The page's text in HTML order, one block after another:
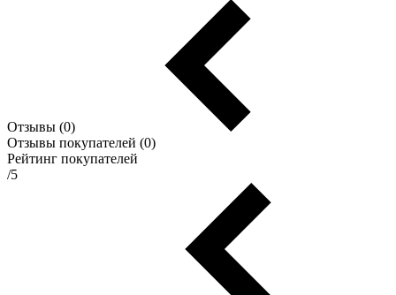
Отзывы (0)
Отзывы покупателей (0)
Рейтинг покупателей
/5